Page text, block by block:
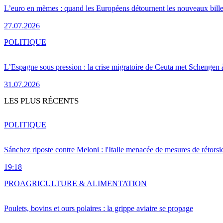
L’euro en mèmes : quand les Européens détournent les nouveaux
27.07.2026
L’Espagne sous pression : la crise migratoire de Ceuta met Schengen
31.07.2026
POLITIQUE
LES PLUS RÉCENTS
Sánchez riposte contre Meloni : l'Italie menacée de mesures de
19:18
POLITIQUE
Poulets, bovins et ours polaires : la grippe aviaire se propage
PROAGRICULTURE & ALIMENTATION